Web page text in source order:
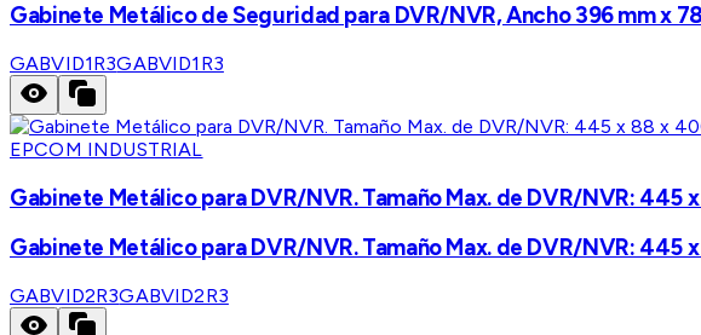
Gabinete Metálico de Seguridad para DVR/NVR, Ancho 396 mm x
GABVID1R3GABVID1R3
EPCOM INDUSTRIAL
Gabinete Metálico para DVR/NVR. Tamaño Max. de DVR/NVR:
Gabinete Metálico para DVR/NVR. Tamaño Max. de DVR/NVR:
GABVID2R3GABVID2R3